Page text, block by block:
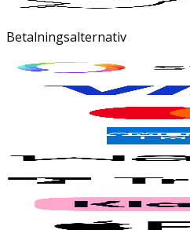
Betalningsalternativ